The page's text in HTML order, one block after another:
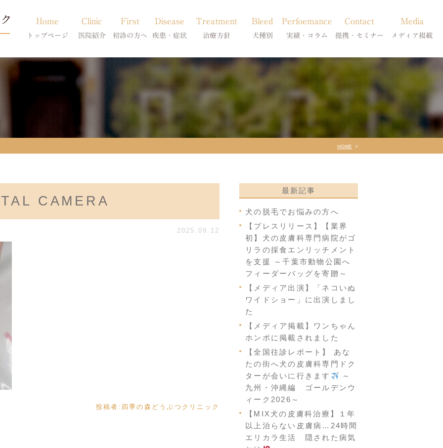
Home
トップページ
Clinic
医院紹介
当院のご紹介
First
初診の方へ
Disease
疾患・症状
アトピー・アレルギー
膿皮症・脂漏症
脱毛症・アロペシアX
Treatment
治療方針
皮膚科特別診療
スキンケア療法
Bleed
犬種別
柴犬の皮膚病
シーズーの皮膚病
フレンチブルドッグの皮膚病
Perfoemance
実績・コラム
犬種別
症状別
Contact
提携・セミナー
診療提携・セミナー開催
Media
メディア掲載
メディア掲載
HOME
CAMERA
2025.09.12
投稿者: 四季の森どうぶつクリニック
最新記事
犬の脱毛でお悩みの方へ
【プレスリリース】【業界
初】犬の皮膚科専門病院がゴ
リラの採食エンリッチメント
を支援 ～千葉市動物公園へ
フィーダーバッグを寄贈～
【メディア出演】「ネコいぬ
ワイドショー」に出演しまし
た
【メディア掲載】ワンちゃん
ホンポに掲載されました
【全国往診レポート】 あな
たの街へ犬の皮膚科専門ドク
ターが会いに行きます
～
九州・沖縄編 ゴールデンウ
ィーク2026～
【MIX犬の皮膚科治療】１年
以上治らない皮膚病…24時間
エリカラ生活 隠された病気